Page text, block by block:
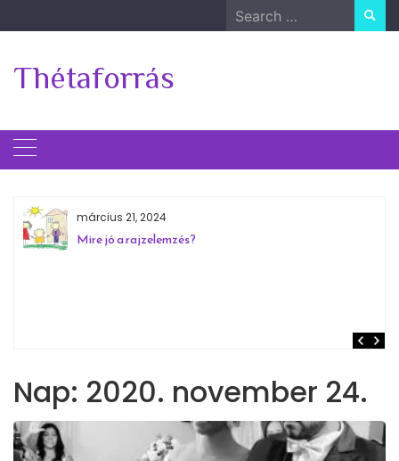
to
Search
for:
Thétaforrás
március 21, 2024
Mire jó a rajzelemzés?
Nap: 2020. november 24.